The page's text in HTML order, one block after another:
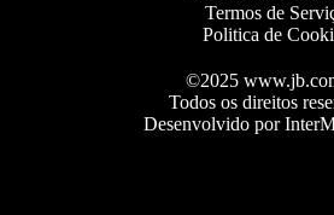
Termos de
Politica de
©2025
Todos os direitos
Desenvolvido por